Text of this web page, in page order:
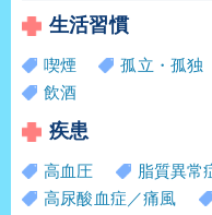
生活習慣
喫煙 孤立・孤独
飲酒
疾患
高血圧 脂質異常
高尿酸血症／痛風